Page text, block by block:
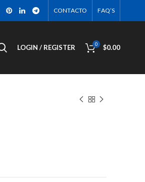
CONTACTO FAQ’S
LOGIN / REGISTER 0 $0.00